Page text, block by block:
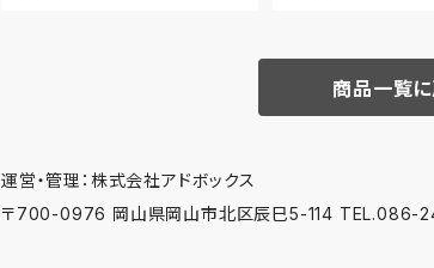
商品一覧
運営・管理：株式会社アドボックス
〒700-0976 岡山県岡山市北区辰巳5-114 TEL.086-